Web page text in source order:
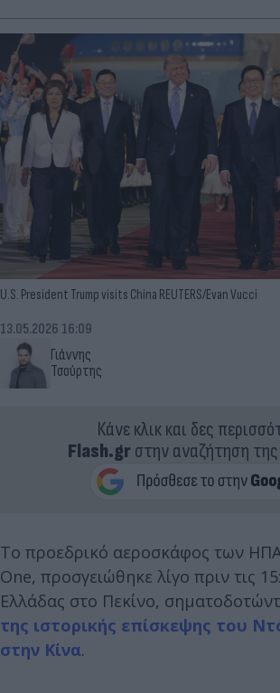
U.S. President Trump visits China REUTERS/Evan Vucci
Γιάννης
Τσούρτης
13.05.2026 16:09
Κάνε κλικ και δες
Flash.grστην αναζήτηση της
Το προεδρικό αεροσκάφος των
One, προσγειώθηκε λίγο πριν τις
Ελλάδας στο Πεκίνο,
της ιστορικής επίσκεψης του
στην Κίνα.